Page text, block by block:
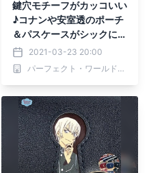
鍵穴モチーフがカッコいい
♪コナンや安室透のポーチ
＆パスケースがシックに登
場
2021-03-23 20:00
パーフェクト・ワールド株式会社